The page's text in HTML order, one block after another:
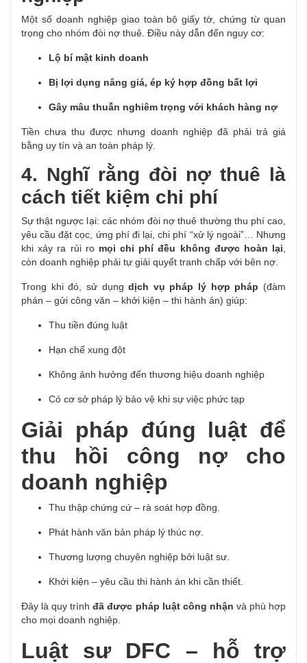
Một số doanh nghiệp giao toàn bộ giấy tờ, chứng từ quan
trọng cho nhóm đòi nợ thuê. Điều này dẫn đến nguy cơ:
Lộ bí mật kinh doanh
Bị lợi dụng nâng giá, ép ký hợp đồng bất lợi
Gây mâu thuẫn nghiêm trọng với khách hàng nợ
Tiền chưa thu được nhưng doanh nghiệp đã phải trả giá
bằng uy tín và an toàn pháp lý.
4. Nghĩ rằng đòi nợ thuê là
cách tiết kiệm chi phí
Sự thật ngược lại: các nhóm đòi nợ thuê thường thu phí cao,
yêu cầu đặt cọc, ứng phí đi lại, chi phí “xử lý ngoài”…
Nhưng
khi xảy ra rủi ro mọi chi phí đều không được hoàn lại
còn doanh nghiệp phải tự giải quyết tranh chấp với bên nợ.
Trong khi đó, sử dụngdịch vụ pháp lý hợp pháp (đàm
phán – gửi công văn – khởi kiện – thi hành án) giúp:
Thu tiền đúng luật
Hạn chế xung đột
Không ảnh hưởng đến thương hiệu doanh nghiệp
Có cơ sở pháp lý bảo vệ khi sự việc phức tạp
Giải pháp đúng luật để
thu hồi công nợ cho
doanh nghiệp
Thu thập chứng cứ – rà soát hợp đồng.
Phát hành văn bản pháp lý thúc nợ.
Thương lượng chuyên nghiệp bởi luật sư.
Khởi kiện – yêu cầu thi hành án khi cần thiết.
Đây là quy trìnhđã được pháp luật công nhận và phù hợp
cho mọi doanh nghiệp.
Luật sư DFC – hỗ trợ